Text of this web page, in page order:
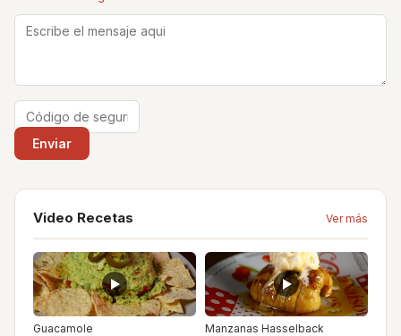
Video Recetas Ver más
Guacamole Manzanas Hasselback